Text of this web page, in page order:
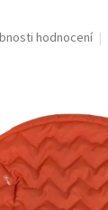
hodnocení